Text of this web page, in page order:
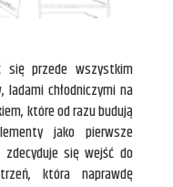
się przede wszystkim
chłodniczymi na
które od razu budują
jako pierwsze
się wejść do
która naprawdę